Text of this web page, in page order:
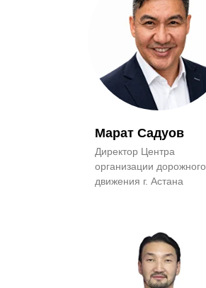
Марат Садуов
Директор Центра
организации дорожного
движения г. Астана